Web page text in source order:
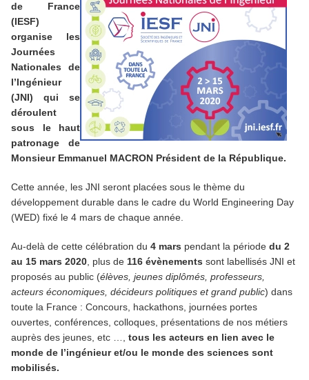
de France
(IESF)
organise les
Journées
Nationales de
l’Ingénieur
(JNI) qui se
déroulent
sous le haut
patronage de
Monsieur Emmanuel MACRON Président de la République.
Cette année, les JNI seront placées sous le thème du
développement durable dans le cadre du World Engineering Day
(WED) fixé le 4 mars de chaque année.
Au-delà de cette célébration du 4 mars pendant la période du 2
au 15 mars 2020, plus de 116 évènements sont labellisés JNI et
proposés au public (élèves, jeunes diplômés, professeurs,
acteurs économiques, décideurs politiques et grand public) dans
toute la France : Concours, hackathons, journées portes
ouvertes, conférences, colloques, présentations de nos métiers
auprès des jeunes, etc …, tous les acteurs en lien avec le
monde de l’ingénieur et/ou le monde des sciences sont
mobilisés.